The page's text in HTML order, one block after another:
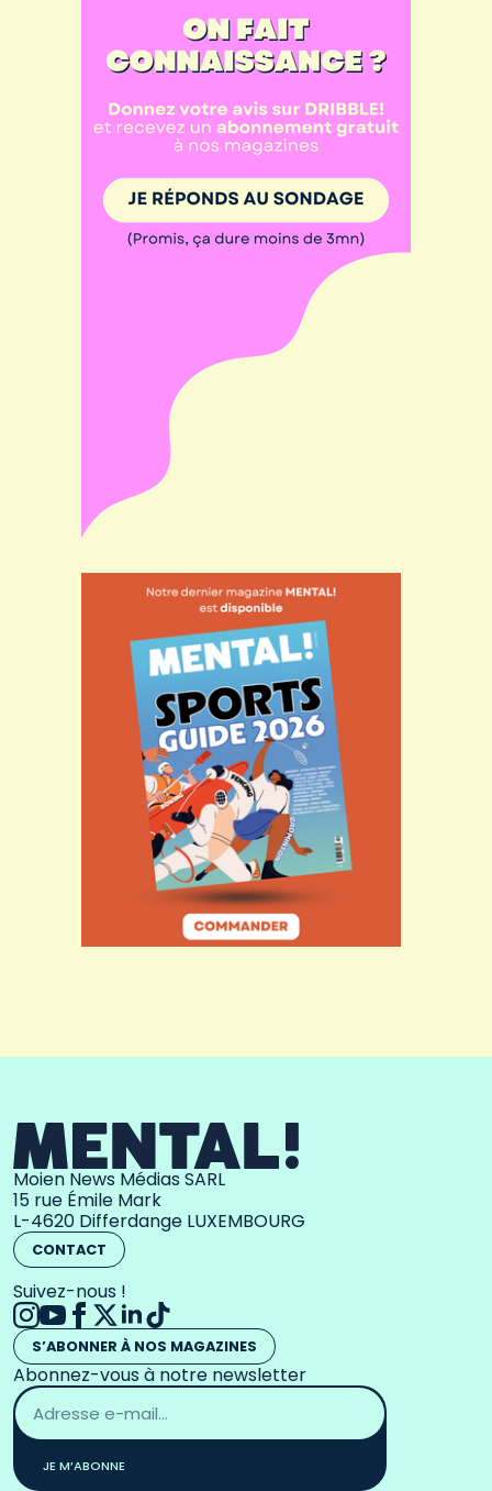
Moien News Médias SARL
15 rue Émile Mark
L-4620 Differdange LUXEMBOURG
CONTACT
Suivez-nous !
S’ABONNER À NOS MAGAZINES
Abonnez-vous à notre newsletter
Adresse
email
*
JE M’ABONNE